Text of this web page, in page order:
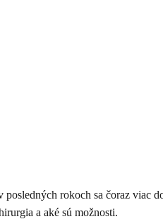
rokoch sa čoraz viac
a aké sú možnosti.